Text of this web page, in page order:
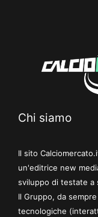
Chi siamo
Il sito
un'editrice new
sviluppo di testate a
Il Gruppo, da
tecnologiche